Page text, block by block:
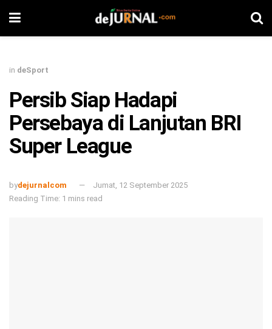
in deSport
Persib Siap Hadapi
Persebaya di Lanjutan BRI
Super League
bydejurnalcom
Jumat, 12 September 2025
Reading Time: 1 mins read